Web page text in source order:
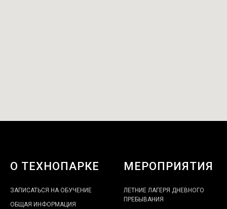
О ТЕХНОПАРКЕ
ЗАПИСАТЬСЯ НА ОБУЧЕНИЕ
ОБЩАЯ ИНФОРМАЦИЯ
МЕРОПРИЯТИЯ
ЛЕТНИЕ ЛАГЕРЯ ДНЕВНОГО
ПРЕБЫВАНИЯ